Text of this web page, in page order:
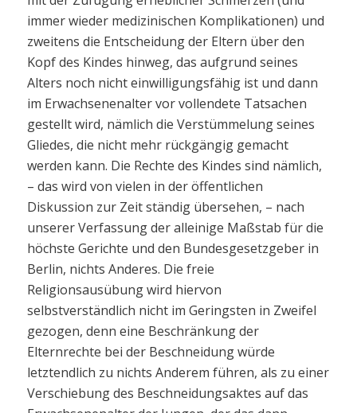
immer wieder medizinischen Komplikationen) und
zweitens die Entscheidung der Eltern über den
Kopf des Kindes hinweg, das aufgrund seines
Alters noch nicht einwilligungsfähig ist und dann
im Erwachsenenalter vor vollendete Tatsachen
gestellt wird, nämlich die Verstümmelung seines
Gliedes, die nicht mehr rückgängig gemacht
werden kann. Die Rechte des Kindes sind nämlich,
– das wird von vielen in der öffentlichen
Diskussion zur Zeit ständig übersehen, – nach
unserer Verfassung der alleinige Maßstab für die
höchste Gerichte und den Bundesgesetzgeber in
Berlin, nichts Anderes. Die freie
Religionsausübung wird hiervon
selbstverständlich nicht im Geringsten in Zweifel
gezogen, denn eine Beschränkung der
Elternrechte bei der Beschneidung würde
letztendlich zu nichts Anderem führen, als zu einer
Verschiebung des Beschneidungsaktes auf das